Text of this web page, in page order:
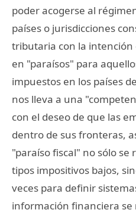
poder acogerse al
países o jurisdicciones
tributaria con la intención
en "paraísos" para
impuestos en los países
nos lleva a una
con el deseo de que las
dentro de sus fronteras,
"paraíso fiscal" no sólo se
tipos impositivos bajos,
veces para definir
información financiera